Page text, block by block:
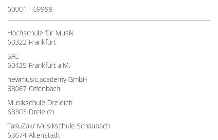
60001 - 69999
Hochschule für Musik
60322 Frankfurt
SAE
60435 Frankfurt a.M.
newmusic.academy GmbH
63067 Offenbach
Musikschule Dreieich
63303 Dreieich
TaKuZak/ Musikschule Schaubach
63674 Altenstadt